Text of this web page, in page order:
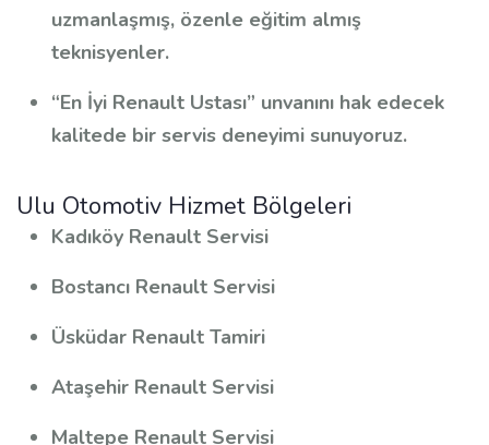
uzmanlaşmış, özenle eğitim almış
teknisyenler.
“En İyi Renault Ustası” unvanını hak edecek
kalitede bir servis deneyimi sunuyoruz.
Ulu Otomotiv Hizmet Bölgeleri
Kadıköy Renault Servisi
Bostancı Renault Servisi
Üsküdar Renault Tamiri
Ataşehir Renault Servisi
Maltepe Renault Servisi